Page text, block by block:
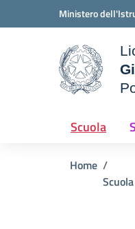
Vai ai contenuti
Vai al menu di navigazione
Ministero
della scuola
Scuola
Home
Scuola